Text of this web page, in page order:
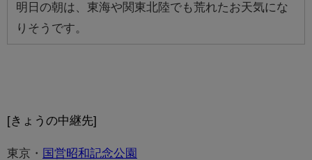
明日の朝は、東海や関東北陸でも荒れたお天気にな
りそうです。
[きょうの中継先]
東京・ 国営昭和記念公園